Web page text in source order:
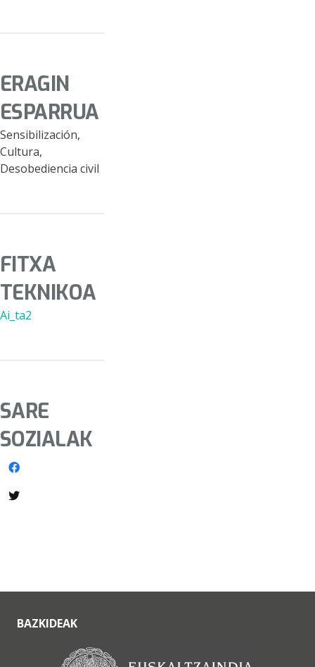
ERAGIN
ESPARRUA
Sensibilización,
Cultura,
Desobediencia civil
FITXA
TEKNIKOA
Ai_ta2
SARE
SOZIALAK
BAZKIDEAK